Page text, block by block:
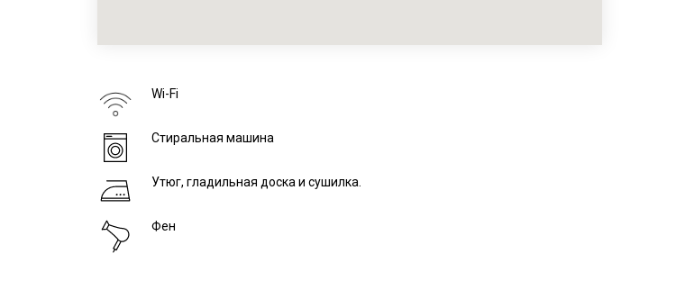
Wi-Fi
Стиральная машина
Утюг, гладильная доска и сушилка.
Фен